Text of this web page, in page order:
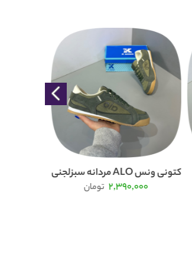
کتونی ونس ALO مردانه سبزلجنی
2,390,000 تومان